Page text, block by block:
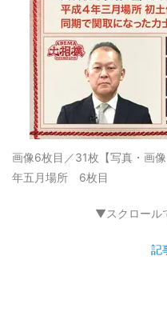
画像6枚目／31枚 【写真・画
年五月場所 6枚目
▼スクロール
記